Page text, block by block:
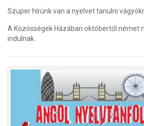
Szuper hírünk van a nyelvet tanulni
A Közösségek Házában októbertől német
indulnak.